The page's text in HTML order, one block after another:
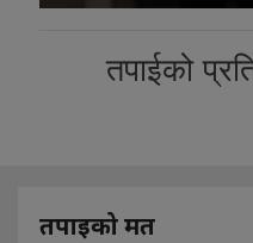
तपाईको
तपाइको मत